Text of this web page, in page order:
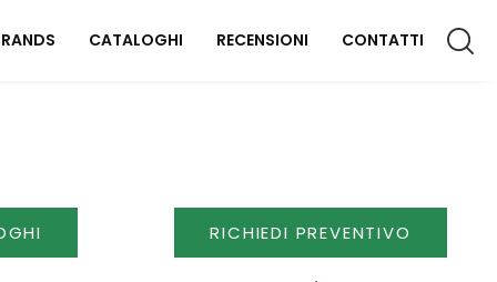
CATALOGHI RECENSIONI CONTATTI
RICHIEDI PREVENTIVO